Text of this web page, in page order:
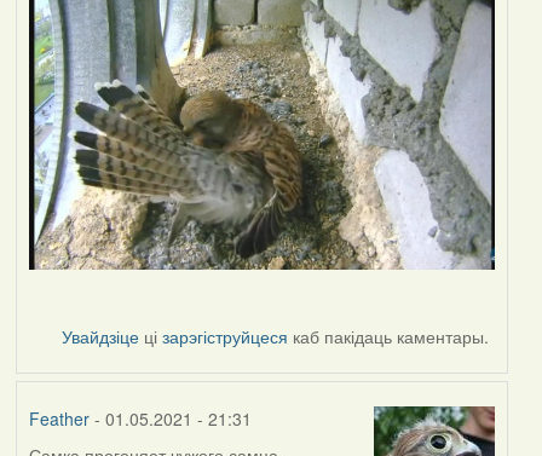
Увайдзіце цізарэгіструйцеся каб пакідаць каментары.
Feather- 01.05.2021 - 21:31